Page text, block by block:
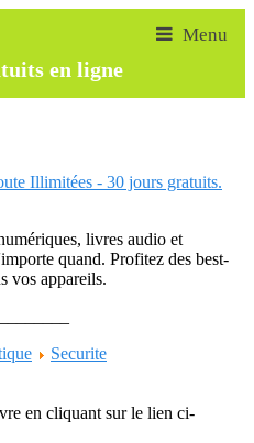
en ligne
Illimitées - 30 jours gratuits.
livres audio et
quand. Profitez des best-
vos appareils.
Securite
en cliquant sur le lien ci-